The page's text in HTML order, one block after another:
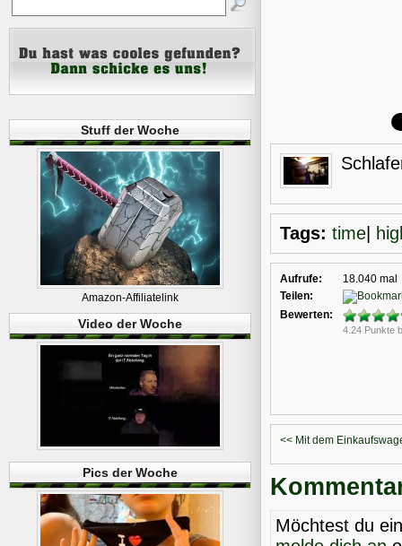
Tags: time
Aufrufe:
18.040 mal
Teilen:
Bewerten:
4.24 Punkte
<< Mit dem
Möchtest du
Stuff der Woche
Amazon-Affiliatelink
Video der Woche
Pics der Woche